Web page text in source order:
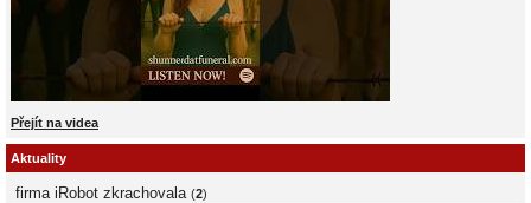
Přejít na videa
Aktuality
firma iRobot zkrachovala (2)